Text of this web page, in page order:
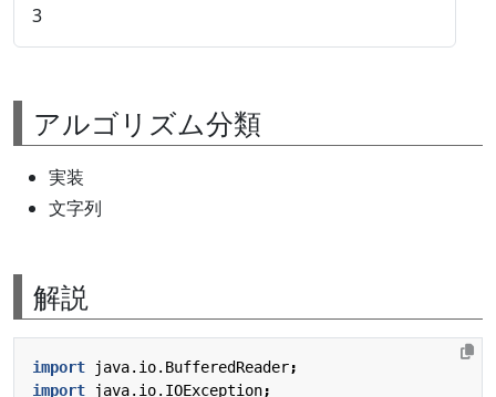
3
アルゴリズム分類
実装
文字列
解説
import java.io.BufferedReader;
import
java.io.IOException;